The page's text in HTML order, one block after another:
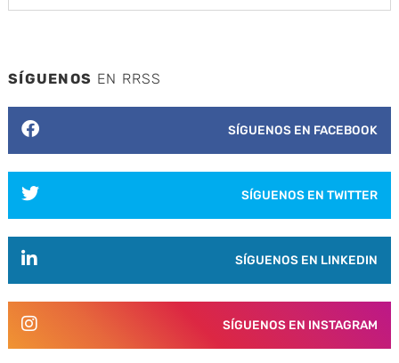
SÍGUENOS EN RRSS
SÍGUENOS EN FACEBOOK
SÍGUENOS EN TWITTER
SÍGUENOS EN LINKEDIN
SÍGUENOS EN INSTAGRAM